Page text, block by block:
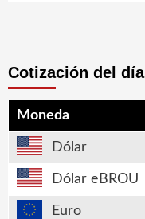
Cotización del día
Moneda
Dólar
Dólar eBROU
Euro